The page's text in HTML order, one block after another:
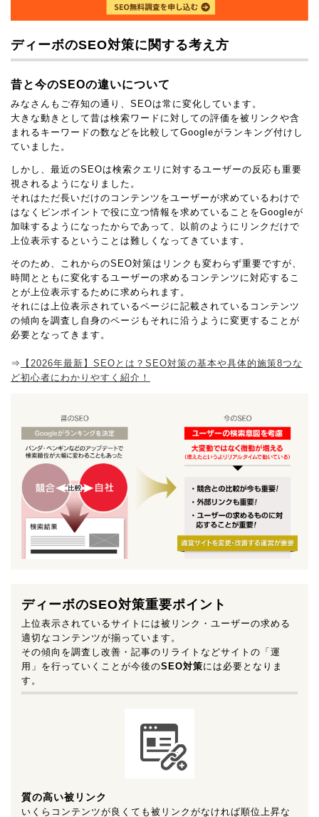
ディーボのSEO対策に関する考え方
昔と今のSEOの違いについて
みなさんもご存知の通り、SEOは常に変化しています。
大きな動きとして昔は検索ワードに対しての評価を被リンクや含
まれるキーワードの数などを比較してGoogleがランキング付けし
ていました。
しかし、最近のSEOは検索クエリに対するユーザーの反応も重要
視されるようになりました。
それはただ長いだけのコンテンツをユーザーが求めているわけで
はなくピンポイントで役に立つ情報を求めていることをGoogleが
加味するようになったからであって、以前のようにリンクだけで
上位表示するということは難しくなってきています。
そのため、これからのSEO対策はリンクも変わらず重要ですが、
時間とともに変化するユーザーの求めるコンテンツに対応するこ
とが上位表示するために求められます。
それには上位表示されているページに記載されているコンテンツ
の傾向を調査し自身のページもそれに沿うように変更することが
必要となってきます。
⇒
【2026年最新】SEOとは？SEO対策の基本や具体的施策8つな
ど初心者にわかりやすく紹介！
ディーボのSEO対策重要ポイント
上位表示されているサイトには被リンク・ユーザーの求める
適切なコンテンツが揃っています。
その傾向を調査し改善・記事のリライトなどサイトの「運
用」を行っていくことが今後のSEO対策には必要となりま
す。
質の高い被リンク
いくらコンテンツが良くても被リンクがなければ順位上昇な